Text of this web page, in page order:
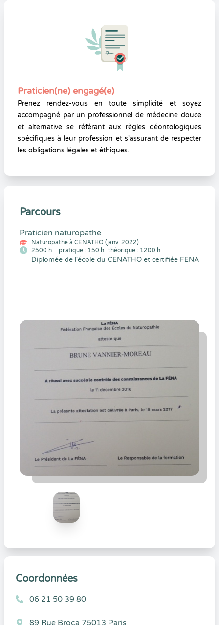
Praticien(ne) engagé(e)
Prenez rendez-vous en toute simplicité et soyez
accompagné par un professionnel de médecine douce
et alternative se référant aux règles déontologiques
spécifiques à leur profession et s'assurant de respecter
les obligations légales et éthiques.
Parcours
Praticien naturopathe
Naturopathe à CENATHO (janv. 2022)
2500 h |
pratique : 150 h théorique : 1200 h
Diplomée de l'école du CENATHO et certifiée FENA
Coordonnées
06 21 50 39 80
89 Rue Broca 75013 Paris